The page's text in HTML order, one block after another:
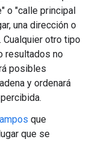
o "calle principal
una dirección o
otro tipo
resultados no
posibles
y ordenará
que
que se